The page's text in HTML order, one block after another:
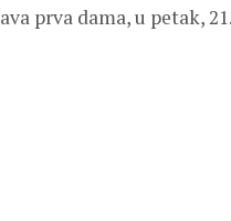
prva dama, u petak,